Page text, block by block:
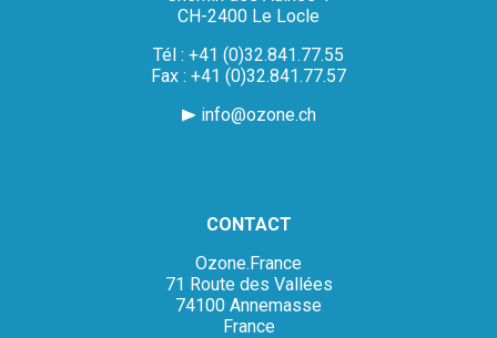
CH-2400 Le Locle
Tél : +41 (0)32.841.77.55
Fax : +41 (0)32.841.77.57
info@ozone.ch
CONTACT
Ozone.France
71 Route des Vallées
74100 Annemasse
France